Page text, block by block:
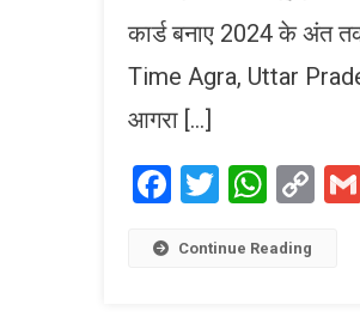
कार्ड बनाए 2024 के अंत
Time Agra, Uttar
आगरा […]
Facebook
Twitter
Continue Reading